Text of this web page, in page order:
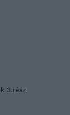
3.rész